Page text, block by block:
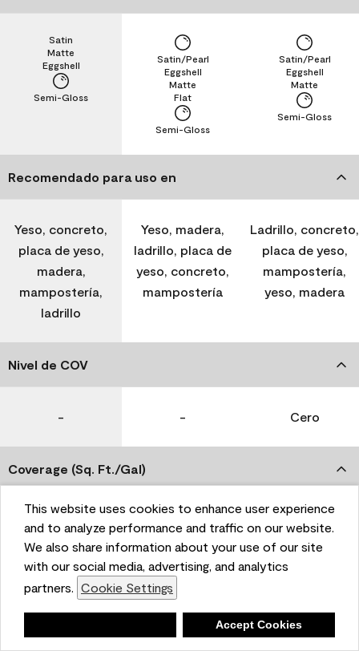
This website uses cookies to enhance user experience
and to analyze performance and traffic on our website.
We also share information about your use of our site
with our social media, advertising, and analytics
partners. Cookie Settings
Accept Cookies
Semi-Gloss
Eggshell
Matte
Satin
Semi-Gloss
Flat
Matte
Eggshell
Satin/Pearl
Semi-Gloss
Matte
Eggshell
Satin/Pearl
Recomendado para uso en
Yeso, concreto,
placa de yeso,
madera,
mampostería,
ladrillo
Yeso, madera,
ladrillo, placa de
yeso, concreto,
mampostería
Ladrillo, concreto,
placa de yeso,
mampostería,
yeso, madera
Nivel de COV
- - Cero
Coverage (Sq. Ft./Gal)
350-400 400-450 400-450
Tiempo de secado
1 hora